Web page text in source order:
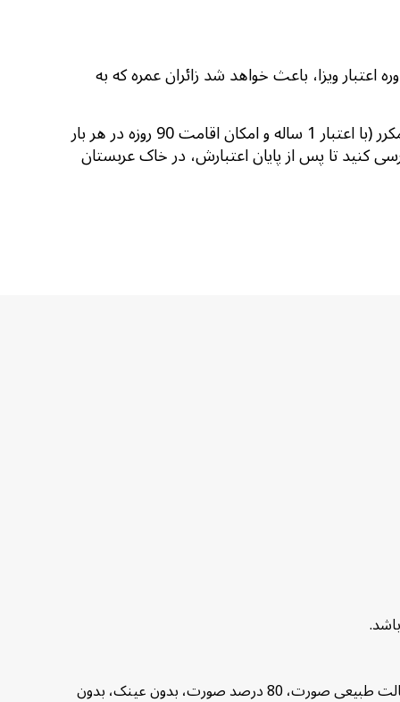
به 90 روز افزایش داده است. طولانی شدن دوره اعتبار ویزا، باعث خواهد شد زائران عمره که به
اگر با ویزای توریستی الکترونیک عربستان برای عمره به عربستان سعودی سفر می‌کنید، به‌احتمال بسیار زیاد، ویزای شما ورود مکرر (با اعتبار 1 ساله و امکان اقامت 90 روزه در هر بار
ویزایتان را به‌دقت بررسی کنید تا پس از پایان اعتبارش، در خاک عربستان
متقاضیان باید یک قطعه عکس رنگی جدید، با مشخصات ذیل تحویل دهند: زمینه سفید، ابعاد 2X2 اینچ، حجم 5 تا 100 KB، حالت طبیعی صورت، 80 درصد صورت، بدون عینک، بدون